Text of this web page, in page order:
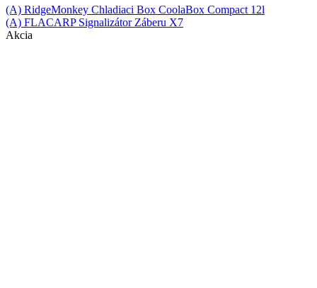
(A) RidgeMonkey Chladiaci Box CoolaBox Compact 12l
(A) FLACARP Signalizátor Záberu X7
Akcia